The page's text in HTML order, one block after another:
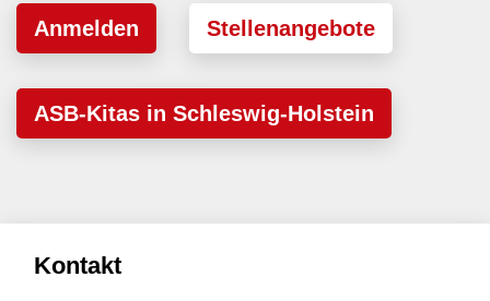
Anmelden Stellenangebote
ASB-Kitas in Schleswig-Holstein
Kontakt